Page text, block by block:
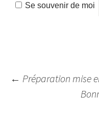
Se souvenir de moi
Navigation
← Préparation mise